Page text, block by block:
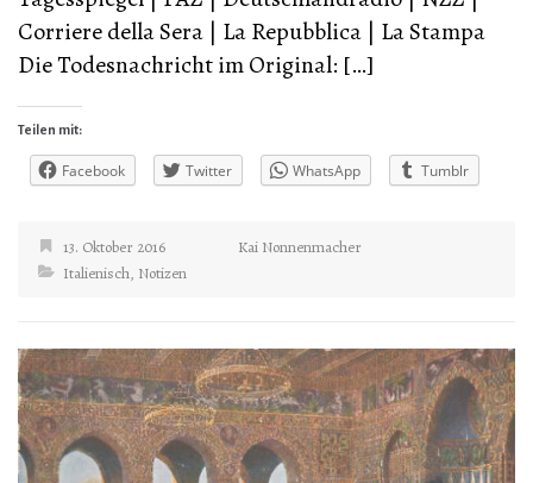
Corriere della Sera | La Repubblica | La Stampa
Die Todesnachricht im Original: […]
Teilen mit:
Facebook Twitter WhatsApp Tumblr
13. Oktober 2016
Kai Nonnenmacher
Italienisch, Notizen